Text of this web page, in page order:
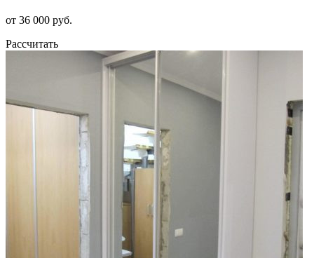
от 36 000 руб.
Рассчитать